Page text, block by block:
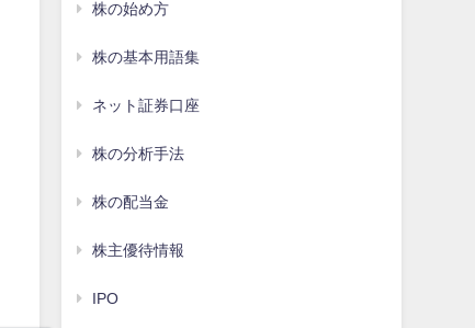
株の始め方
株の基本用語集
ネット証券口座
株の分析手法
株の配当金
株主優待情報
IPO